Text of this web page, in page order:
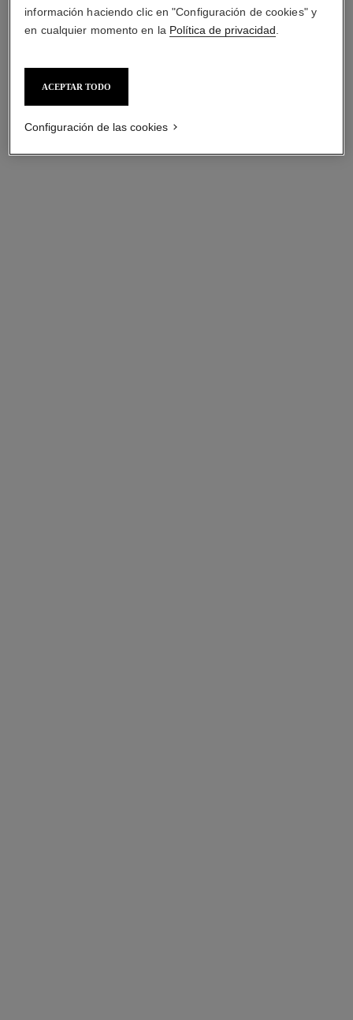
información haciendo clic en "Configuración de cookies" y
en cualquier momento en la Política de privacidad
ACEPTAR TODO
Configuración de las cookies